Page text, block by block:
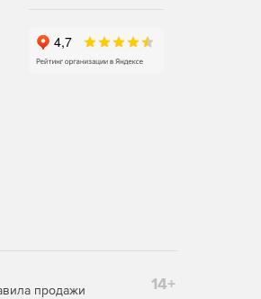
продажи 14+